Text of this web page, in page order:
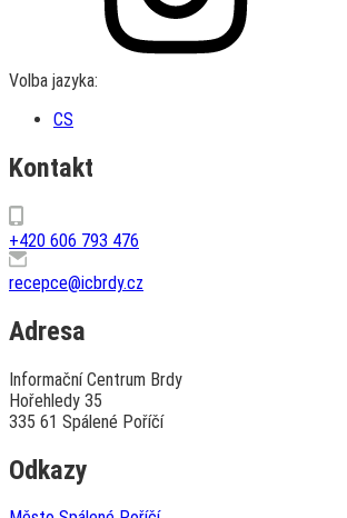
Volba jazyka:
CS
Kontakt
+420 606 793 476
recepce@icbrdy.cz
Adresa
Informační Centrum Brdy
Hořehledy 35
335 61 Spálené Poříčí
Odkazy